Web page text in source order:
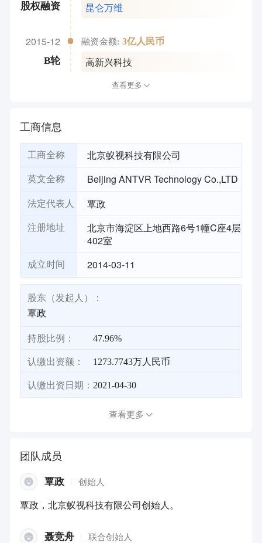
股权融资 昆仑万维
2015-12
B轮
融资金额: 3亿人民币
高新兴科技
查看更多
工商信息
工商全称 北京蚁视科技有限公司
英文全称 Beijing ANTVR Technology Co.,LTD
法定代表人 覃政
注册地址
北京市海淀区上地西路6号1幢C座4层
402室
成立时间 2014-03-11
股东（发起人）：
覃政
持股比例： 47.96%
认缴出资额： 1273.7743万人民币
认缴出资日期： 2021-04-30
查看更多
团队成员
覃政 创始人
覃政，北京蚁视科技有限公司创始人。
聂竞舟 联合创始人